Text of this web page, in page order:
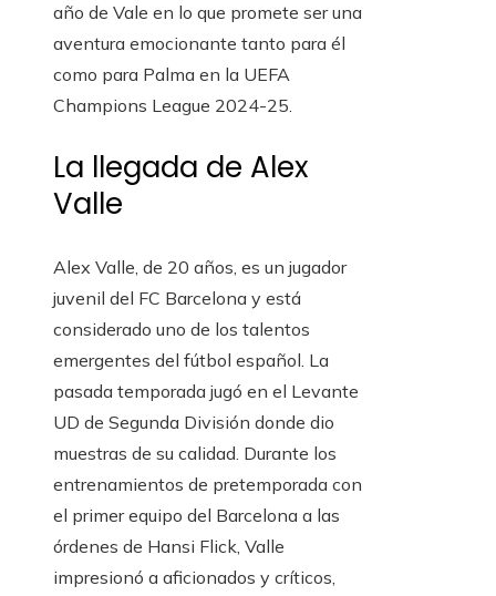
año de Vale en lo que promete ser una
aventura emocionante tanto para él
como para Palma en la UEFA
Champions League 2024-25.
La llegada de Alex
Valle
Alex Valle, de 20 años, es un jugador
juvenil del FC Barcelona y está
considerado uno de los talentos
emergentes del fútbol español. La
pasada temporada jugó en el Levante
UD de Segunda División donde dio
muestras de su calidad. Durante los
entrenamientos de pretemporada con
el primer equipo del Barcelona a las
órdenes de Hansi Flick, Valle
impresionó a aficionados y críticos,